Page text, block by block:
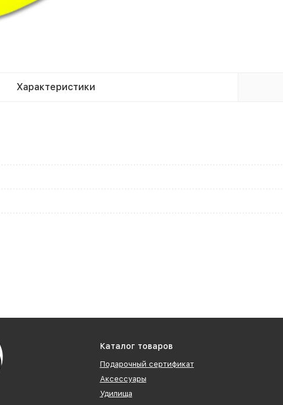
Характеристики
Каталог товаров
Подарочный сертификат
Аксессуары
Удилища